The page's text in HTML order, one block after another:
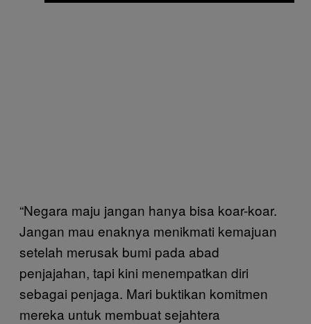
“Negara maju jangan hanya bisa koar-koar.
Jangan mau enaknya menikmati kemajuan
setelah merusak bumi pada abad
penjajahan, tapi kini menempatkan diri
sebagai penjaga. Mari buktikan komitmen
mereka untuk membuat sejahtera